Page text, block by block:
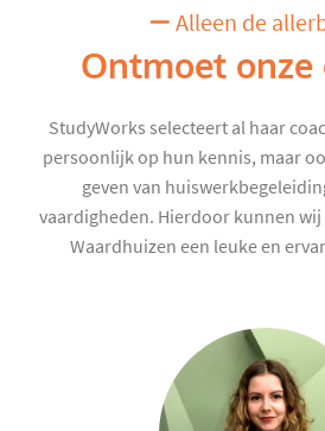
Alleen de
Ontmoet onze
StudyWorks selecteert al haar
persoonlijk op hun kennis, maar
geven van
vaardigheden. Hierdoor kunnen
Waardhuizen een leuke en